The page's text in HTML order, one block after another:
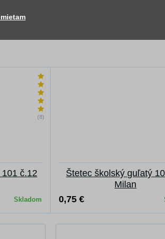
Skladom
(8)
č.12
Skladom
Štetec školský guľatý
Milan
0,75 €